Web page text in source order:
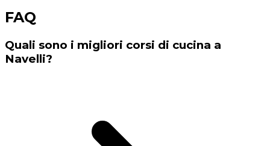
FAQ
Quali sono i migliori corsi di cucina a
Navelli?